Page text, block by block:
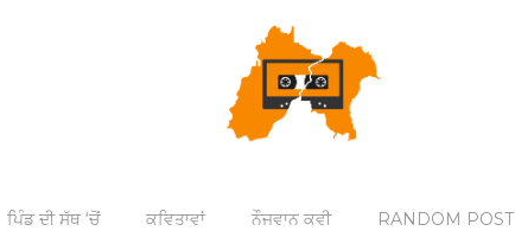
ਪਿੰਡ ਦੀ ਸੱਥ ‘ਚੋਂ ਕਵਿਤਾਵਾਂ ਨੌਜਵਾਨ ਕਵੀ RANDOM POST